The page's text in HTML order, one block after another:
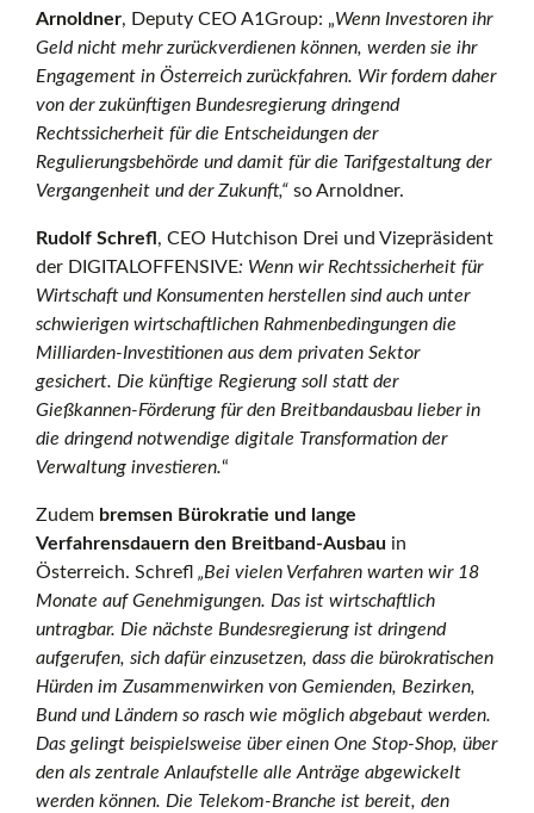
Arnoldner, Deputy CEO A1Group: „Wenn Investoren ihr
Geld nicht mehr zurückverdienen können, werden sie ihr
Engagement in Österreich zurückfahren. Wir fordern daher
von der zukünftigen Bundesregierung dringend
Rechtssicherheit für die Entscheidungen der
Regulierungsbehörde und damit für die Tarifgestaltung der
Vergangenheit und der Zukunft,“so Arnoldner.
Rudolf Schrefl , CEO Hutchison Drei und Vizepräsident
der DIGITALOFFENSIVE: Wenn wir Rechtssicherheit für
Wirtschaft und Konsumenten herstellen sind auch unter
schwierigen wirtschaftlichen Rahmenbedingungen die
Milliarden-Investitionen aus dem privaten Sektor
gesichert. Die künftige Regierung soll statt der
Gießkannen-Förderung für den Breitbandausbau lieber in
die dringend notwendige digitale Transformation der
Verwaltung investieren.“
Zudem bremsen Bürokratie und lange
Verfahrensdauern den Breitband-Ausbau in
Österreich. Schrefl„Bei vielen Verfahren warten wir 18
Monate auf Genehmigungen. Das ist wirtschaftlich
untragbar. Die nächste Bundesregierung ist dringend
aufgerufen, sich dafür einzusetzen, dass die bürokratischen
Hürden im Zusammenwirken von Gemienden, Bezirken,
Bund und Ländern so rasch wie möglich abgebaut werden.
Das gelingt beispielsweise über einen One Stop-Shop, über
den als zentrale Anlaufstelle alle Anträge abgewickelt
werden können. Die Telekom-Branche ist bereit, den